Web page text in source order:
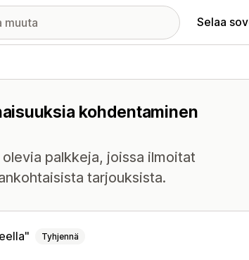
Selaa
kohdentaminen
palkkeja, joissa ilmoitat
tarjouksista.
Tyhjennä